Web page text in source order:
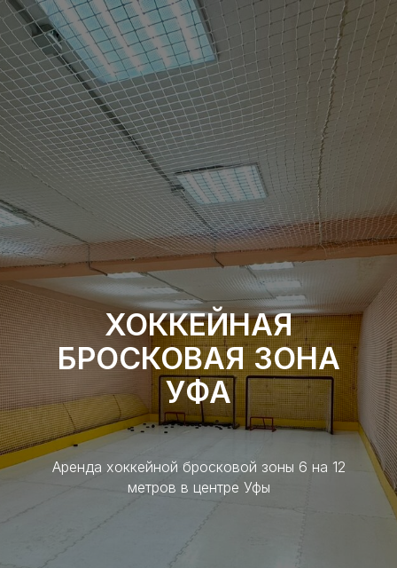
ХОККЕЙНАЯ
БРОСКОВАЯ ЗОНА
УФА
Аренда хоккейной бросковой зоны 6 на 12
метров в центре Уфы